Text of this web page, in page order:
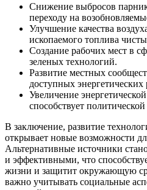
Снижение выбросов
переходу на
Улучшение качества
ископаемого топлива
Создание рабочих мест в
зеленых технологий.
Развитие местных
доступных
Увеличение
способствует
В заключение, развитие
открывает новые возможности
Альтернативные источники
и эффективными, что
жизни и защитит окружающую
важно учитывать социальные